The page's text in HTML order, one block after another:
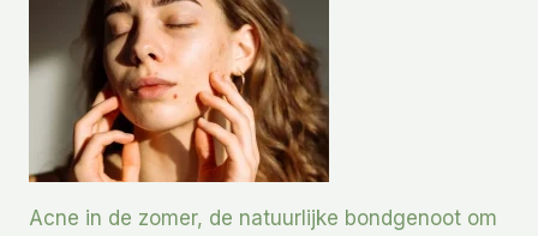
Acne in de zomer, de natuurlijke bondgenoot om